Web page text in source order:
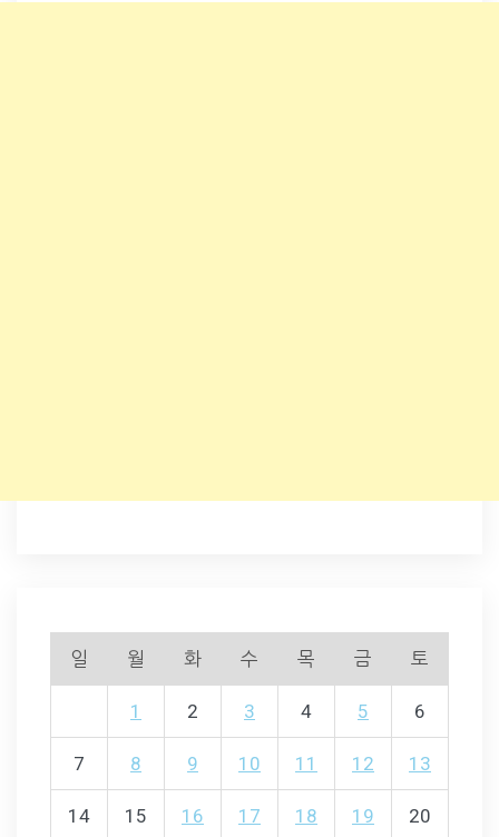
일 월 화 수 목 금 토
1 2 3 4 5 6
7 8 9 10 11 12 13
14 15 16 17 18 19 20